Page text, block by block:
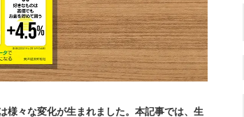
々な変化が生まれました。本記事では、生